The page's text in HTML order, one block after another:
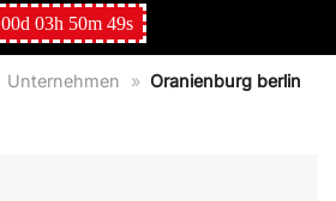
00d 03h 50m 49s
Unternehmen » Oranienburg berlin